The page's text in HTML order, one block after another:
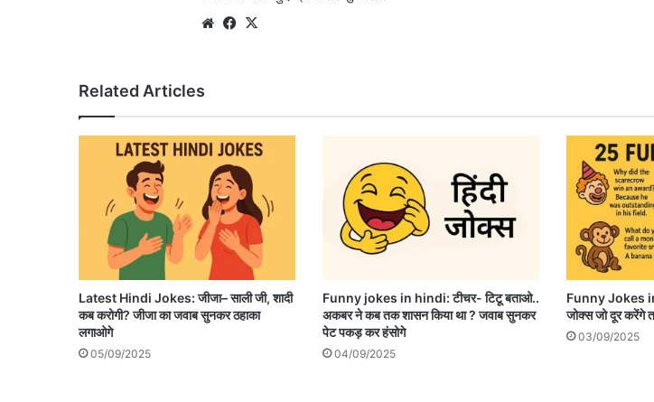
WebsiteFacebook
Related Articles
Latest Hindi Jokes: जीजा– साली जी, शादी
कब करोगी? जीजा का जवाब सुनकर ठहाका
लगाओगे
05/09/2025
Funny jokes in hindi: टीचर- टिटू बताओ..
अकबर ने कब तक शासन किया था ? जवाब सुनकर
पेट पकड़ कर हंसोगे
04/09/2025
Funny Jokes
जोक्स जो दूर करेंगे
03/09/2025